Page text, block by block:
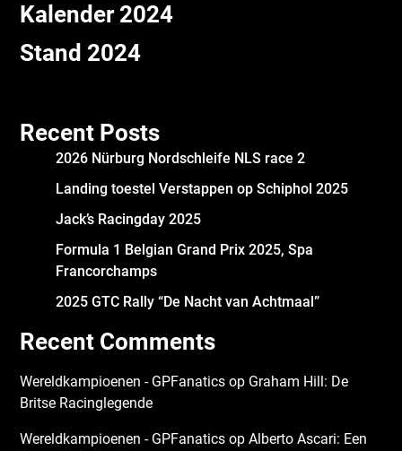
Kalender 2024
Stand 2024
Recent Posts
2026 Nürburg Nordschleife NLS race 2
Landing toestel Verstappen op Schiphol 2025
Jack’s Racingday 2025
Formula 1 Belgian Grand Prix 2025, Spa
Francorchamps
2025 GTC Rally “De Nacht van Achtmaal”
Recent Comments
Wereldkampioenen - GPFanatics op Graham Hill: De
Britse Racinglegende
Wereldkampioenen - GPFanatics opAlberto Ascari: Een